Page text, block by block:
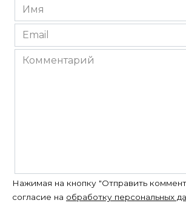
Имя
*
Email
*
Комментарий
Нажимая на кнопку "Отправить
согласие на обработку персональных